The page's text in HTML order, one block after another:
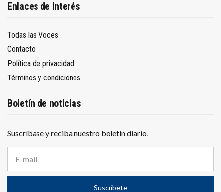
Enlaces de Interés
Todas las Voces
Contacto
Política de privacidad
Términos y condiciones
Boletín de noticias
Suscríbase y reciba nuestro boletín diario.
r
e
Suscríbete